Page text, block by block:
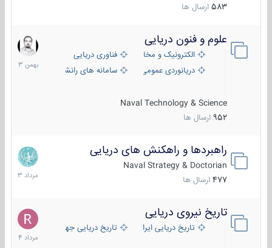
583 ارسال ها
علوم و فنون دریایی
الکترونیک و مخابرات دریاییفناوری دریایی
دریانوردی عمومی
سامانه های رانشی دریایی
Naval Technology & Science
952 ارسال ها
6
بهمن
1403
راهبردها و راهکنش های دریایی
Naval Strategy & Doctorian
477 ارسال ها
2
مرداد
1403
تاریخ نیروی دریایی
تاریخ دریایی ایران تاریخ دریایی جهان
16
مرداد
1404